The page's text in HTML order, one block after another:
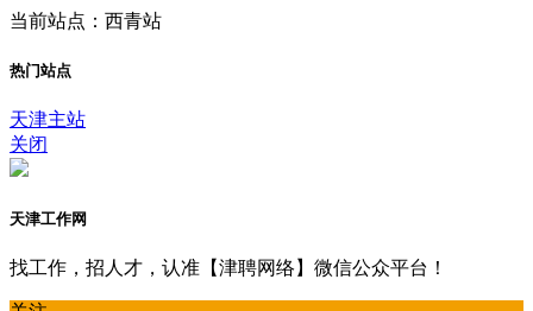
当前站点：西青站
热门站点
天津主站
关闭
天津工作网
找工作，招人才，认准【津聘网络】微信公众平台！